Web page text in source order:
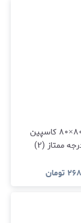
سرامیک ۸۰×۸۰ کاسپین
ممتاز (۲)
تومان